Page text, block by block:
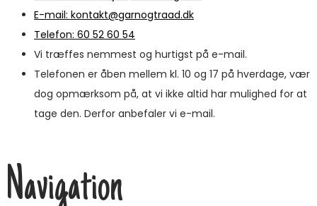
E-mail: kontakt@garnogtraad.dk
Telefon: 60 52 60 54
Vi træffes nemmest og hurtigst på e-mail.
Telefonen er åben mellem kl. 10 og 17 på hverdage, vær
dog opmærksom på, at vi ikke altid har mulighed for at
tage den. Derfor anbefaler vi e-mail.
Navigation